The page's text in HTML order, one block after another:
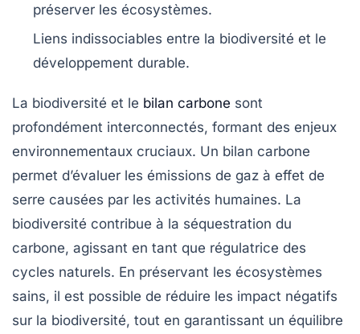
préserver les écosystèmes.
Liens indissociables entre la biodiversité et le
développement durable.
La biodiversité et le bilan carbone sont
profondément interconnectés, formant des enjeux
environnementaux cruciaux. Un bilan carbone
permet d’évaluer les émissions de gaz à effet de
serre causées par les activités humaines. La
biodiversité contribue à la séquestration du
carbone, agissant en tant que régulatrice des
cycles naturels. En préservant les écosystèmes
sains, il est possible de réduire les impact négatifs
sur la biodiversité, tout en garantissant un équilibre